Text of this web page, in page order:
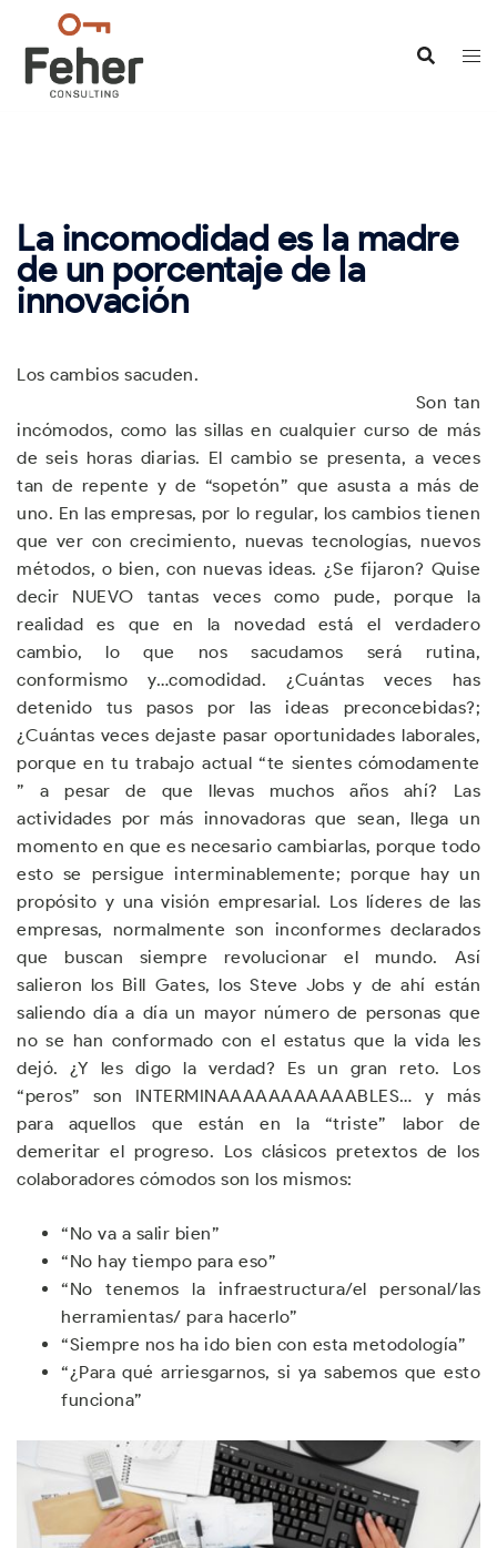
contenido
La incomodidad es la madre
de un porcentaje de la
innovación
Los cambios sacuden.
Son tan
incómodos, como las sillas en cualquier curso de más
de seis horas diarias. El cambio se presenta, a veces
tan de repente y de “sopetón” que asusta a más de
uno. En las empresas, por lo regular, los cambios tienen
que ver con crecimiento, nuevas tecnologías, nuevos
métodos, o bien, con nuevas ideas. ¿Se fijaron? Quise
decir NUEVO tantas veces como pude, porque la
realidad es que en la novedad está el verdadero
cambio, lo que nos sacudamos será rutina,
conformismo y…comodidad. ¿Cuántas veces has
detenido tus pasos por las ideas preconcebidas?;
¿Cuántas veces dejaste pasar oportunidades laborales,
porque en tu trabajo actual “te sientes cómodamente
” a pesar de que llevas muchos años ahí? Las
actividades por más innovadoras que sean, llega un
momento en que es necesario cambiarlas, porque todo
esto se persigue interminablemente; porque hay un
propósito y una visión empresarial. Los líderes de las
empresas, normalmente son inconformes declarados
que buscan siempre revolucionar el mundo. Así
salieron los Bill Gates, los Steve Jobs y de ahí están
saliendo día a día un mayor número de personas que
no se han conformado con el estatus que la vida les
dejó. ¿Y les digo la verdad? Es un gran reto. Los
“peros” son INTERMINAAAAAAAAAAABLES… y más
para aquellos que están en la “triste” labor de
demeritar el progreso. Los clásicos pretextos de los
colaboradores cómodos son los mismos:
“No va a salir bien”
“No hay tiempo para eso”
“No tenemos la infraestructura/el personal/las
herramientas/ para hacerlo”
“Siempre nos ha ido bien con esta metodología”
“¿Para qué arriesgarnos, si ya sabemos que esto
funciona”